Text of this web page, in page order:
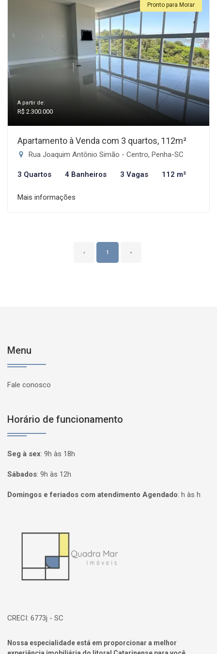
Pronto para Morar
A partir de:
R$ 2.300.000
Apartamento à Venda com 3 quartos, 112m²
Rua Joaquim Antônio Simão - Centro, Penha-SC
3 Quartos 4 Banheiros 3 Vagas 112 m²
Mais informações
‹ 1 ›
Menu
Fale conosco
Horário de funcionamento
Seg à sex: 9h às 18h
Sábados: 9h às 12h
Domingos e feriados com atendimento Agendado: h às h
CRECI: 6773j - SC
Nossa especialidade está em proporcionar a melhor